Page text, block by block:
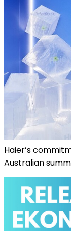
Haier’s
Australian